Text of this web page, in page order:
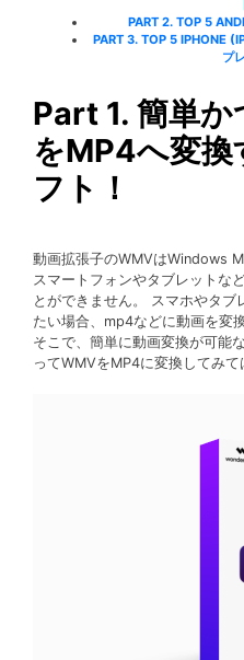
PART 2. TOP 5
PART 3. TOP 5 IPHONE
プ
Part 1. 簡単
をMP4へ変換
フト！
動画拡張子のWMVはWindows
スマートフォンやタブレットな
とができません。 スマホやタブ
たい場合、mp4などに動画を変
そこで、簡単に動画変換が可能な
ってWMVをMP4に変換してみて